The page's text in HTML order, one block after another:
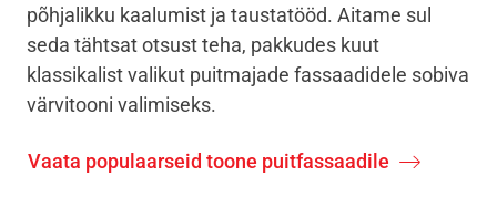
põhjalikku kaalumist ja taustatööd. Aitame sul
seda tähtsat otsust teha, pakkudes kuut
klassikalist valikut puitmajade fassaadidele sobiva
värvitooni valimiseks.
Vaata populaarseid toone puitfassaadile